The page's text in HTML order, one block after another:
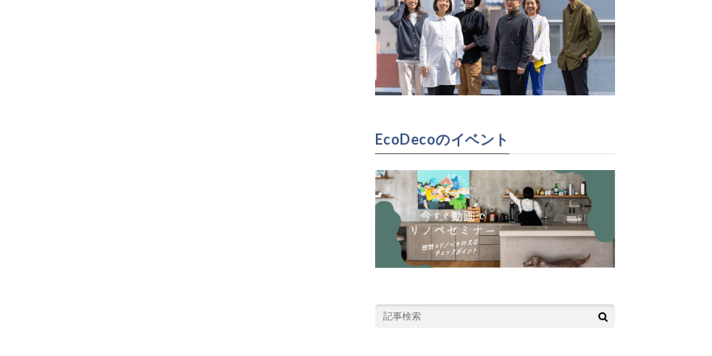
EcoDecoのイベント